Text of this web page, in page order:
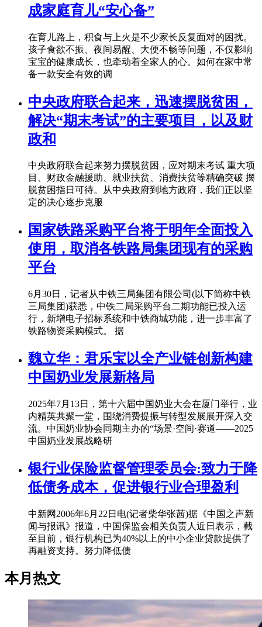
成家庭育儿“安心备”
在育儿路上，积食与上火是不少家长反复面对的困扰。
孩子食欲不振、夜间易醒、大便不畅等问题，不仅影响
宝宝的健康成长，也牵动着全家人的心。如何在家中常
备一款安全有效的调
中央政府联合起来，迅速摆脱贫困，
解决“期末考试”的主要项目，以及财
政和
中央政府联合起来努力摆脱贫困，应对期末考试 重大项
目、财政金融援助、就业扶贫、消费扶贫等精确突破 摆
脱贫困指日可待。从中央政府到地方政府，我们正以坚
定的决心逐步克服
国家铁路采购平台将于明年全面投入
使用，取消各铁路局集团现有的采购
平台
6月30日，记者从中铁三局集团有限公司(以下简称中铁
三局集团)获悉，中铁二局采购平台二期功能已投入运
行，新增电子招标系统和中铁商城功能，进一步丰富了
铁路物资采购模式。 据
魏立华：君乐宝以全产业链创新构建
中国奶业发展新格局
2025年7月13日，第十六届中国奶业大会在厦门举行，业
内精英共聚一堂，围绕消费提振与转型发展展开深入交
流。中国奶业协会同期主办的“场景·空间·赛道——2025
中国奶业发展战略研
银行业保险监督管理委员会:致力于降
低债务成本，促进银行业合理盈利
中新网2006年6月22日电(记者柴华张茜)据《中国之声新
闻与报讯》报道，中国保监会相关负责人近日表示，截
至目前，银行机构已为40%以上的中小企业贷款提供了
再融资支持。努力降低债
本月热文